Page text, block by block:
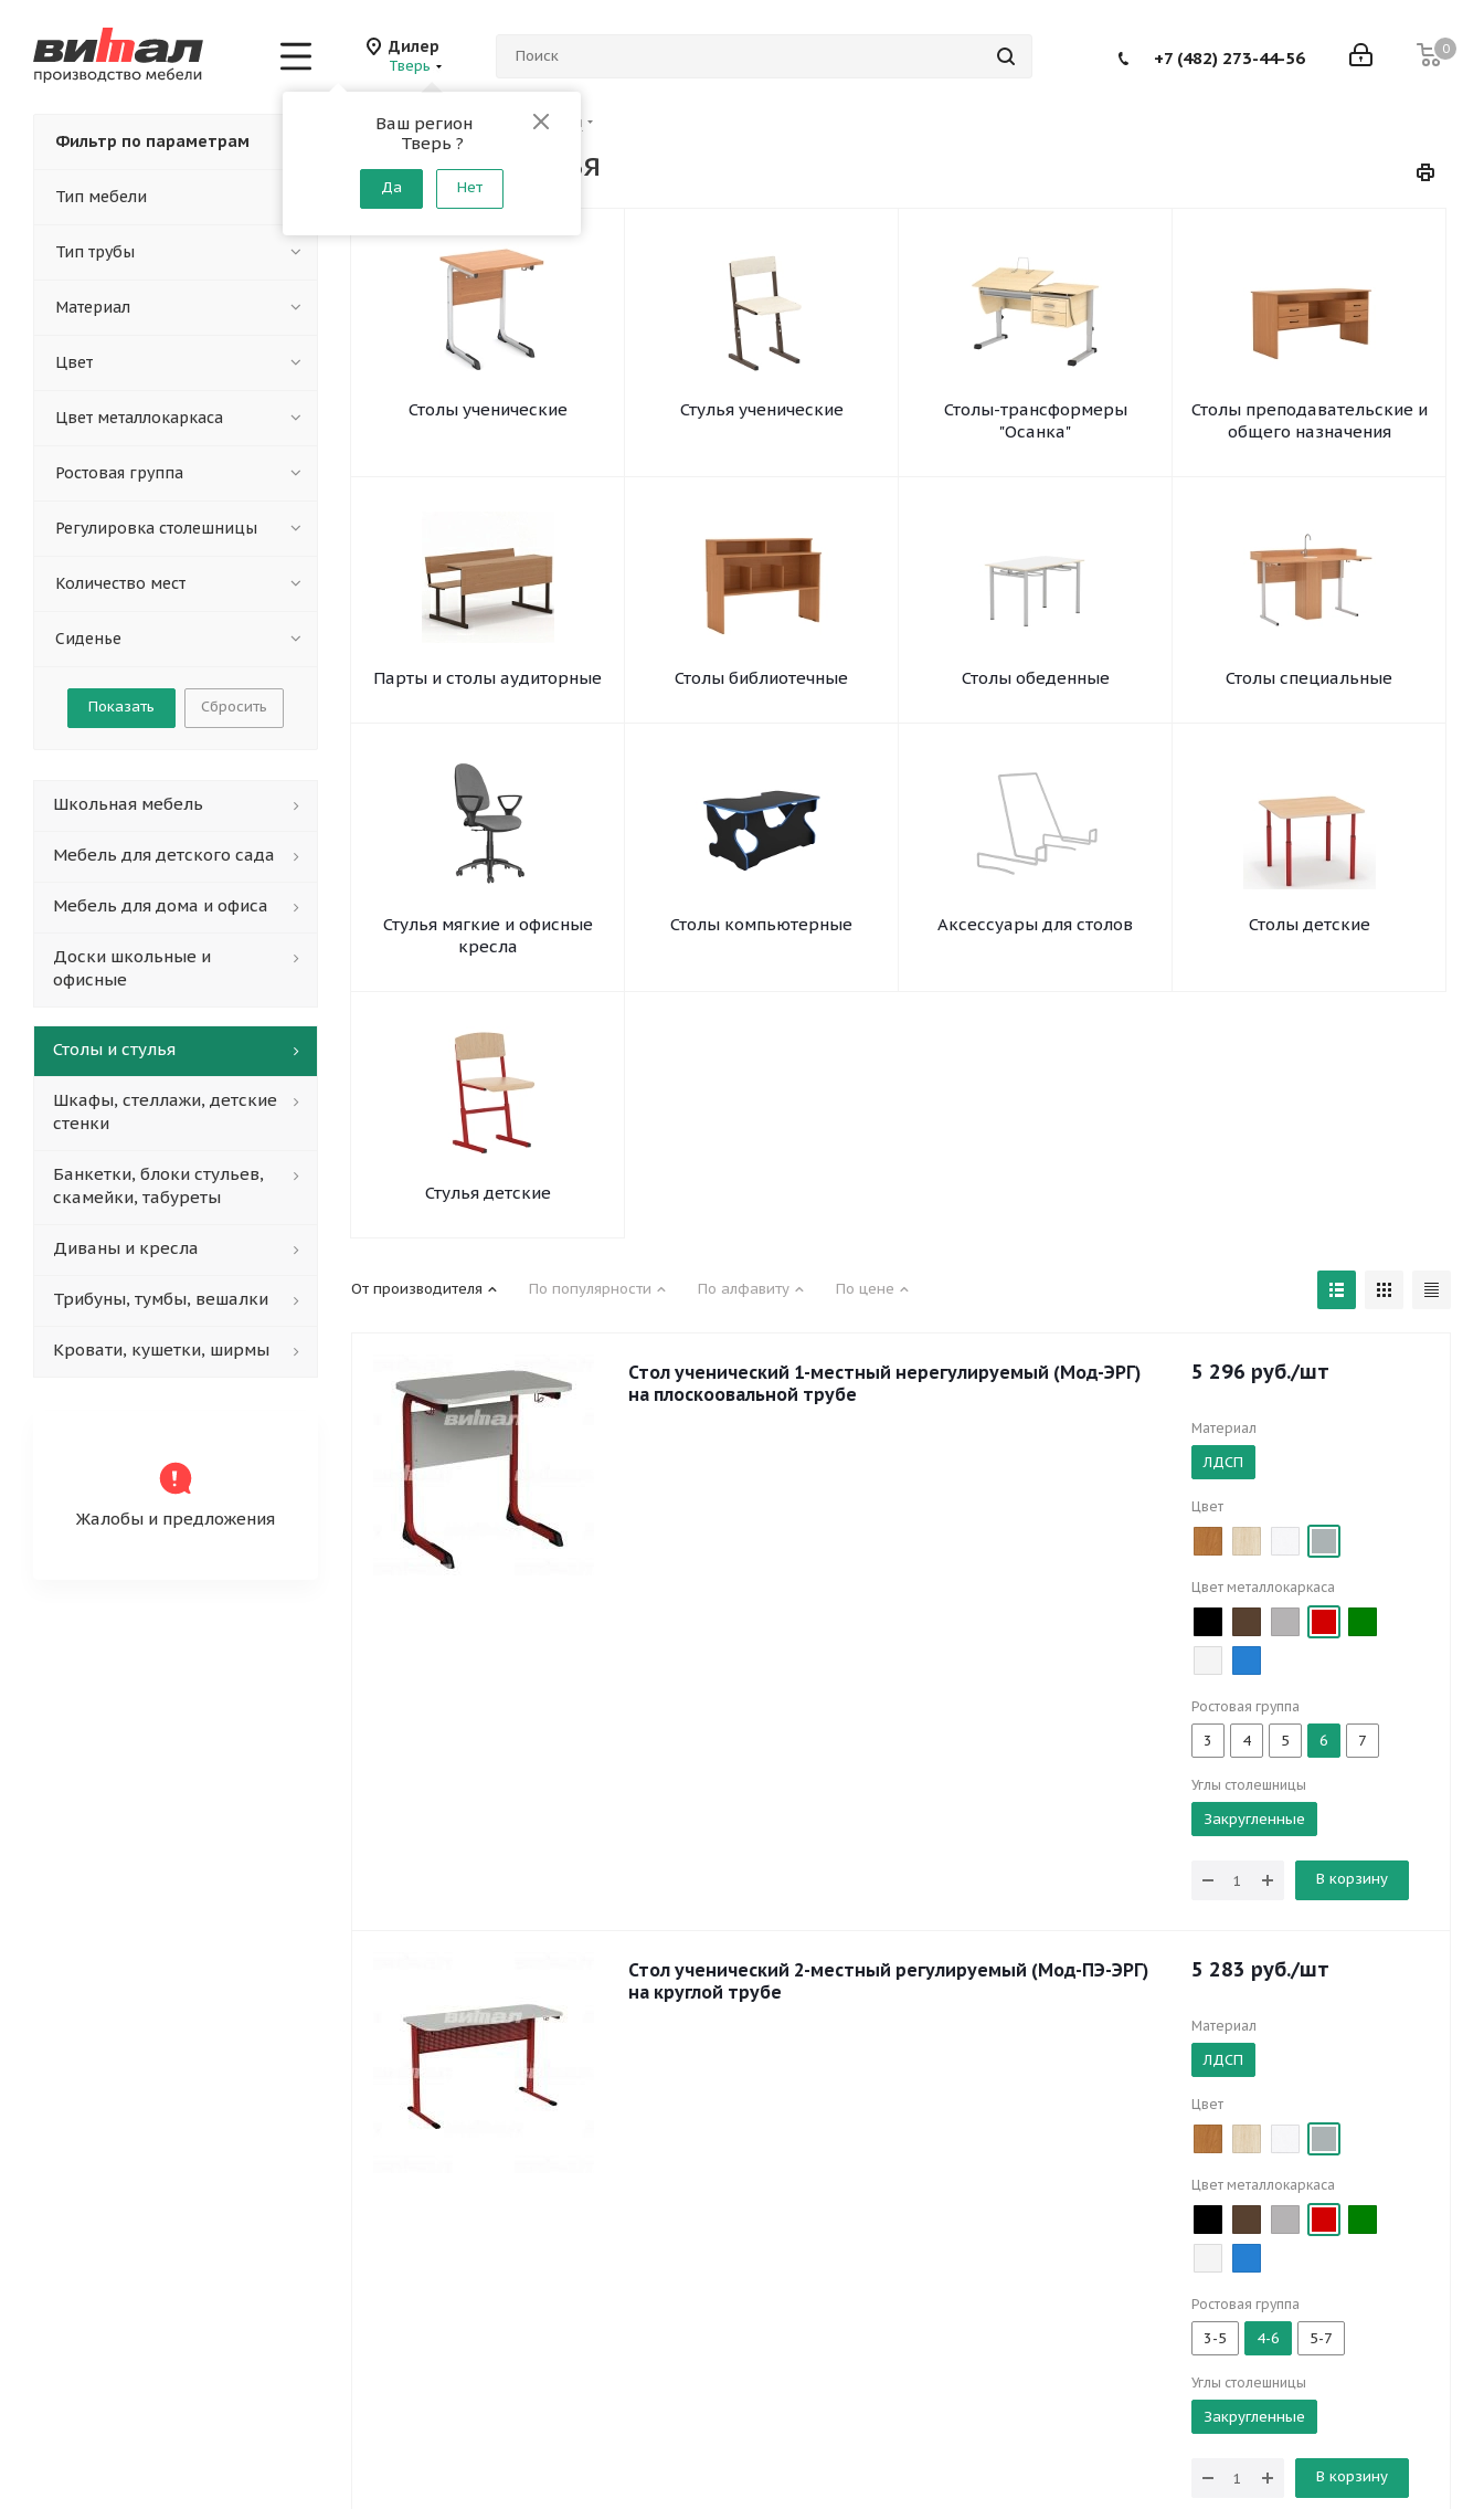
Дилер
Тверь
Ваш регион
Тверь ?
Да Нет
0
+7 (482) 273-44-56
Главная - Каталог Столы и стулья
Столы и стулья
Столы ученические Стулья ученические
Столы-трансформеры
"Осанка"
Столы преподавательские и
общего назначения
Парты и столы аудиторные Столы библиотечные Столы обеденные Столы специальные
Стулья мягкие и офисные
кресла
Столы компьютерные Аксессуары для столов Столы детские
Стулья детские
От производителя По популярности По алфавиту По цене
Стол ученический 1-местный нерегулируемый (Мод-ЭРГ)
на плоскоовальной трубе
5 296 руб./шт
Материал
ЛДСП
Цвет
Цвет металлокаркаса
Ростовая группа
3 4 5 6 7
Углы столешницы
Закругленные
В корзину
Стол ученический 2-местный регулируемый (Мод-ПЭ-ЭРГ)
на круглой трубе
5 283 руб./шт
Материал
ЛДСП
Цвет
Цвет металлокаркаса
Ростовая группа
3-5 4-6 5-7
Углы столешницы
Закругленные
В корзину
Фильтр по параметрам
Тип мебели
Тип трубы
Материал
Цвет
Цвет металлокаркаса
Ростовая группа
Регулировка столешницы
Количество мест
Сиденье
Сбросить
Школьная мебель
Мебель для детского сада
Мебель для дома и офиса
Доски школьные и
офисные
Столы и стулья
Шкафы, стеллажи, детские
стенки
Банкетки, блоки стульев,
скамейки, табуреты
Диваны и кресла
Трибуны, тумбы, вешалки
Кровати, кушетки, ширмы
Жалобы и предложения